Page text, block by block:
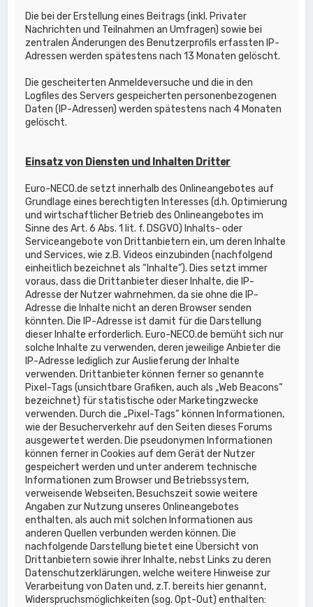
Die bei der Erstellung eines Beitrags (inkl. Privater
Nachrichten und Teilnahmen an Umfragen) sowie bei
zentralen Änderungen des Benutzerprofils erfassten IP-
Adressen werden spätestens nach 13 Monaten gelöscht.
Die gescheiterten Anmeldeversuche und die in den
Logfiles des Servers gespeicherten personenbezogenen
Daten (IP-Adressen) werden spätestens nach 4 Monaten
gelöscht.
Einsatz von Diensten und Inhalten Dritter
Euro-NECO.de setzt innerhalb des Onlineangebotes auf
Grundlage eines berechtigten Interesses (d.h. Optimierung
und wirtschaftlicher Betrieb des Onlineangebotes im
Sinne des Art. 6 Abs. 1 lit. f. DSGVO) Inhalts- oder
Serviceangebote von Drittanbietern ein, um deren Inhalte
und Services, wie z.B. Videos einzubinden (nachfolgend
einheitlich bezeichnet als “Inhalte”). Dies setzt immer
voraus, dass die Drittanbieter dieser Inhalte, die IP-
Adresse der Nutzer wahrnehmen, da sie ohne die IP-
Adresse die Inhalte nicht an deren Browser senden
könnten. Die IP-Adresse ist damit für die Darstellung
dieser Inhalte erforderlich. Euro-NECO.de bemüht sich nur
solche Inhalte zu verwenden, deren jeweilige Anbieter die
IP-Adresse lediglich zur Auslieferung der Inhalte
verwenden. Drittanbieter können ferner so genannte
Pixel-Tags (unsichtbare Grafiken, auch als „Web Beacons“
bezeichnet) für statistische oder Marketingzwecke
verwenden. Durch die „Pixel-Tags“ können Informationen,
wie der Besucherverkehr auf den Seiten dieses Forums
ausgewertet werden. Die pseudonymen Informationen
können ferner in Cookies auf dem Gerät der Nutzer
gespeichert werden und unter anderem technische
Informationen zum Browser und Betriebssystem,
verweisende Webseiten, Besuchszeit sowie weitere
Angaben zur Nutzung unseres Onlineangebotes
enthalten, als auch mit solchen Informationen aus
anderen Quellen verbunden werden können. Die
nachfolgende Darstellung bietet eine Übersicht von
Drittanbietern sowie ihrer Inhalte, nebst Links zu deren
Datenschutzerklärungen, welche weitere Hinweise zur
Verarbeitung von Daten und, z.T. bereits hier genannt,
Widerspruchsmöglichkeiten (sog. Opt-Out) enthalten: